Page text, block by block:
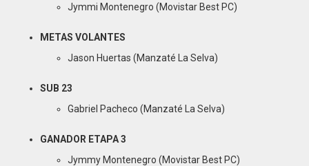
Jymmi Montenegro (Movistar Best PC)
METAS VOLANTES
Jason Huertas (Manzaté La Selva)
SUB 23
Gabriel Pacheco (Manzaté La Selva)
GANADOR ETAPA 3
Jymmy Montenegro (Movistar Best PC)